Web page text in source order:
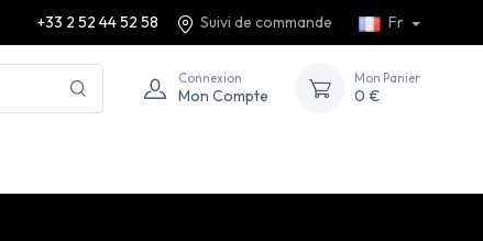
+33 2 52 44 52 58 Suivi de commande Fr
Connexion
Mon Compte
Mon Panier
0 €